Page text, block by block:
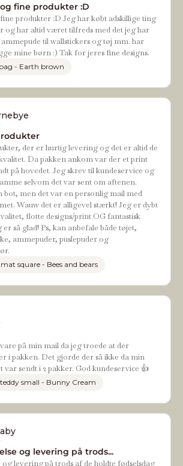
fine produkter :D
produkter :D Jeg har købt adskillige ting
og har altid været tilfreds med det jeg har
til wallstickers og tøj mm. har
mine børn :) Tak for jeres fine designs.
- Earth brown
der er hurtig levering og det er altid de
Da pakken ankom var der et print
på hovedet. Jeg skrev til kundeservice og
selvom det var sent om aftenen.
bot, men det var en personlig mail med
Wauw det er alligevel stærkt! Jeg er dybt
flotte designs/print OG fantastisk
så glad! Ps, kan anbefale både tøjet,
ammepuder, puslepuder og
square - Bees and bears
på min mail da jeg troede at der
i pakken. Det gjorde der så ikke da min
var sendt i 2 pakker. God kundeservice 👍
small - Bunny Cream
og levering på trods...
levering på trods af de holdte fødselsdag